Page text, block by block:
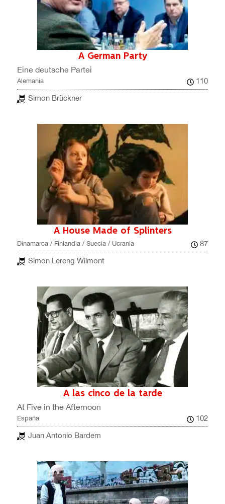
A German Party
Eine deutsche Partei
Alemania
110
Simon Brückner
A House Made of Splinters
Dinamarca / Finlandia / Suecia / Ucrania
87
Simon Lereng Wilmont
A las cinco de la tarde
At Five in the Afternoon
España
102
Juan Antonio Bardem